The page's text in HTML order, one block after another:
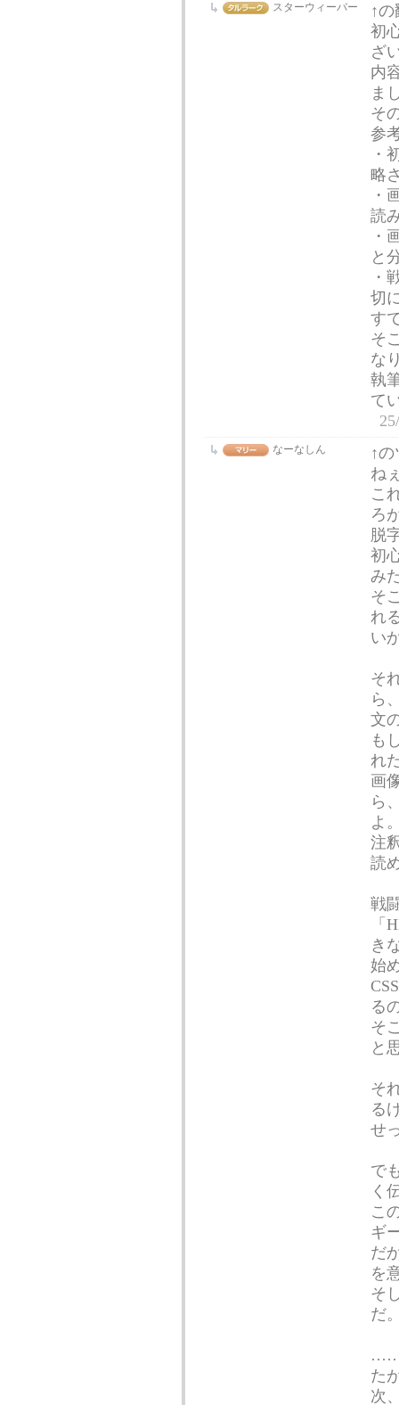
スターウィーバー
↑
初
ざ
内
ま
そ
参
・
略
・
読
・
と
・
切
す
そ
な
執
て
なーなしん
↑
ね
こ
ろ
脱
初
み
そ
れ
い
そ
ら
文
も
れ
画
ら
よ
注
読
戦
「
き
始
る
そ
と
そ
る
せ
で
く
こ
ギ
だ
を
そ
だ
……
た
次